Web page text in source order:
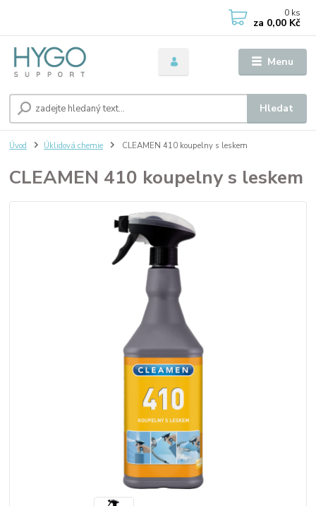
Menu
Hledat
0 ks
za 0,00 Kč
Úvod Úklidová chemie CLEAMEN 410 koupelny s leskem
CLEAMEN 410 koupelny s leskem